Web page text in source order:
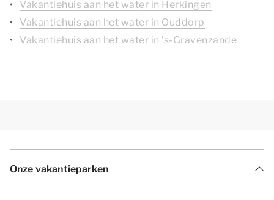
Vakantiehuis aan het water in Herkingen
Vakantiehuis aan het water in Ouddorp
Vakantiehuis aan het water in 's-Gravenzande
Onze vakantieparken